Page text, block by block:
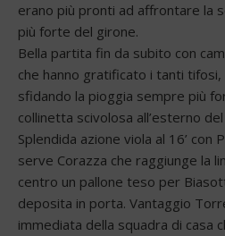
erano più pronti ad affrontare la
più forte del girone.
Bella partita fin da subito con
che hanno gratificato i tanti
sfidando la pioggia sempre più
collinetta scivolosa all’esterno
Splendida azione viola al 16’ con
serve Corazza che raggiunge la
centro un pallone teso per
deposita in porta. Vantaggio
immediata della squadra di casa